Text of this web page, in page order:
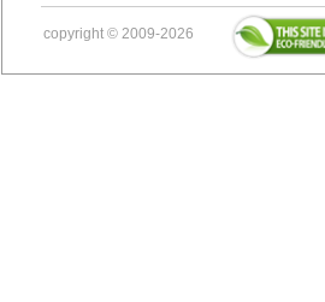
copyright © 2009-2026